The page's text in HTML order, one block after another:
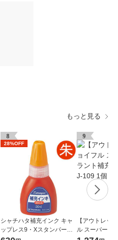
もっと見る
8
28%OFF
シャチハタ補充インク キャ
ップレス9・Xスタンパー用
9
【アウトレッ
ル スーパーク